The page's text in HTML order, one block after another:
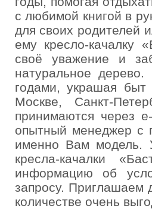
с любимой книгой в
для своих родителей
ему кресло-качалку
своё уважение и
натуральное
годами, украшая быт
Москве, Санкт-
принимаются через
опытный менеджер с
именно Вам модель.
кресла-качалки
информацию об
запросу. Приглашаем
количестве очень